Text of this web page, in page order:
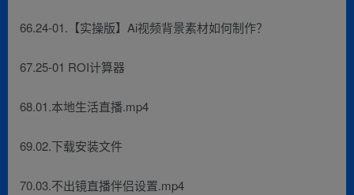
66.24-01.【实操版】Ai视频背景素材如何制作？
67.25-01 ROI计算器
68.01.本地生活直播.mp4
69.02.下载安装文件
70.03.不出镜直播伴侣设置.mp4